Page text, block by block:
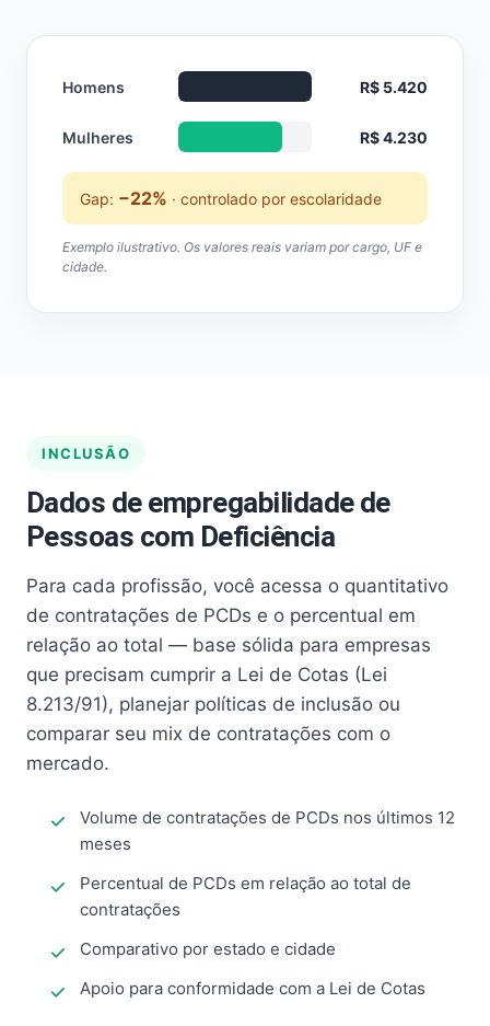
Homens R$ 5.420
Mulheres R$ 4.230
Gap: −22% · controlado por escolaridade
Exemplo ilustrativo. Os valores reais variam por cargo, UF e
cidade.
INCLUSÃO
Dados de empregabilidade de
Pessoas com Deficiência
Para cada profissão, você acessa o quantitativo
de contratações de PCDs e o percentual em
relação ao total — base sólida para empresas
que precisam cumprir a Lei de Cotas (Lei
8.213/91), planejar políticas de inclusão ou
comparar seu mix de contratações com o
mercado.
Volume de contratações de PCDs nos últimos 12
meses
Percentual de PCDs em relação ao total de
contratações
Comparativo por estado e cidade
Apoio para conformidade com a Lei de Cotas